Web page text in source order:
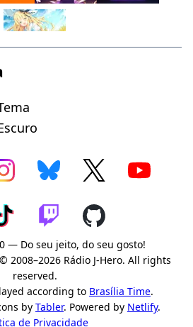
— Do seu jeito, do seu gosto!
2008–2026 Rádio J-Hero. All rights
reserved.
according to Brasília Time.
by Tabler. Powered by Netlify.
de Privacidade